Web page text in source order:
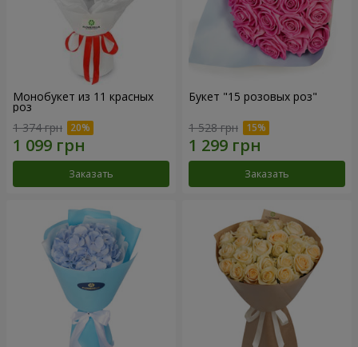
Монобукет из 11 красных
роз
1 374 грн
Заказать
Букет "15 розовых роз"
1 528 грн
Заказать